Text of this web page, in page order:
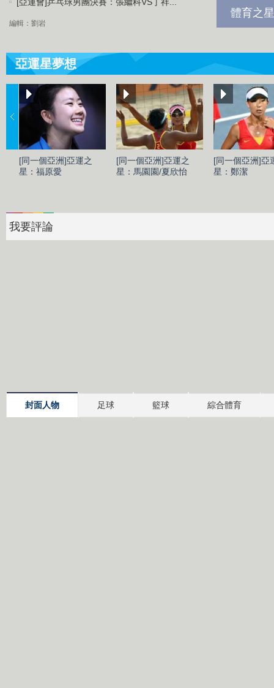
編輯：劉岩
體育之
亞運星夢想
[同一個亞洲]亞運之
星：福原愛
[同一個亞洲]亞運之
星：馬園園/夏欣怡
[同一個亞洲]亞
星：鄭潔
我要評論
封面人物 足球 籃球 綜合體育